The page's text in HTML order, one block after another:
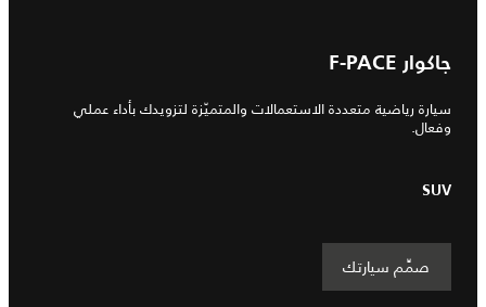
جاكوار F-PACE
سيارة رياضية متعددة الاستعمالات والمتميّزة لتزويدك بأداء عملي
وفعال.
SUV
صمِّم سيارتك